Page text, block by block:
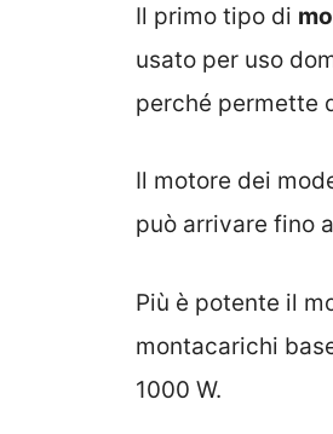
Il primo tipo di
usato per uso
perché permette
Il motore dei
può arrivare fino
Più è potente il
montacarichi
1000 W.